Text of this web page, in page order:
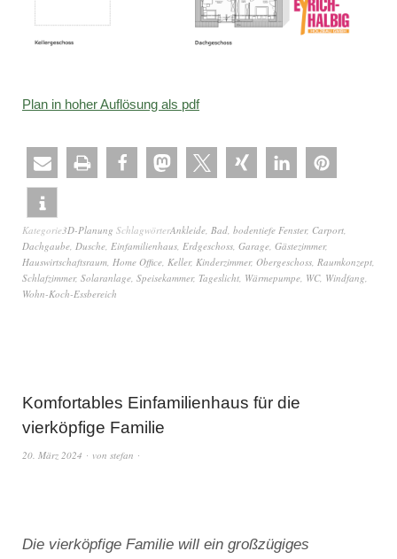
Plan in hoher Auflösung als pdf
Kategorie3D-Planung SchlagwörterAnkleide Bad bodentiefe Fenster, Carport
Dachgaube Dusche Einfamilienhaus Erdgeschoss Garage Gästezimmer,
Hauswirtschaftsraum Home Office Keller, Kinderzimmer, Obergeschoss Raumkonzept
Schlafzimmer, Solaranlage Speisekammer, Tageslicht Wärmepumpe WC, Windfang
Wohn-Koch-Essbereich
Komfortables Einfamilienhaus für die
vierköpfige Familie
20. März 2024 von stefan
Die vierköpfige Familie will ein großzügiges